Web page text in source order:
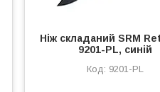
Ніж складаний SRM
9201-PL, синій
9201-PL